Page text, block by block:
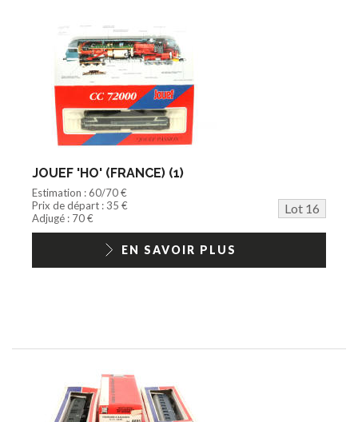
JOUEF 'HO' (FRANCE) (1)
Estimation : 60/70 €
Prix de départ : 35 €
Lot 16
Adjugé : 70 €
EN SAVOIR PLUS